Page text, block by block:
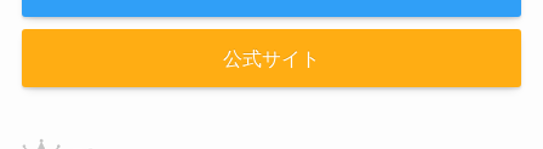
公式サイト